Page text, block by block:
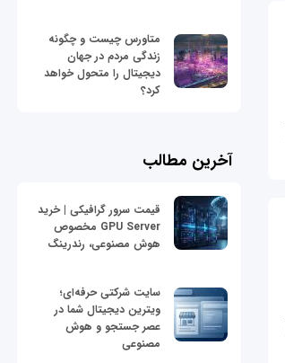
متاورس چیست و چگونه
زندگی مردم در جهان
دیجیتال را متحول خواهد
کرد؟
آخرین مطالب
قیمت سرور گرافیکی | خرید
GPU Server مخصوص
هوش مصنوعی، رندرینگ
سایت شرکتی حرفه‌ای؛
ویترین دیجیتال شما در
عصر جستجو و هوش
مصنوعی